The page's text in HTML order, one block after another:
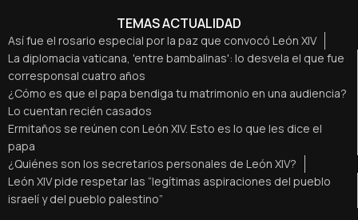
TEMAS ACTUALIDAD
Así fue el rosario especial por la paz que convocó León XIV
La diplomacia vaticana, 'entre bambalinas': lo desvela el que fue
corresponsal cuatro años
¿Cómo es que el papa bendiga tu matrimonio en una audiencia?
Lo cuentan recién casados
Ermitaños se reúnen con León XIV. Esto es lo que les dice el
papa
¿Quiénes son los secretarios personales de León XIV?
León XIV pide respetar las “legítimas aspiraciones del pueblo
israelí y del pueblo palestino”